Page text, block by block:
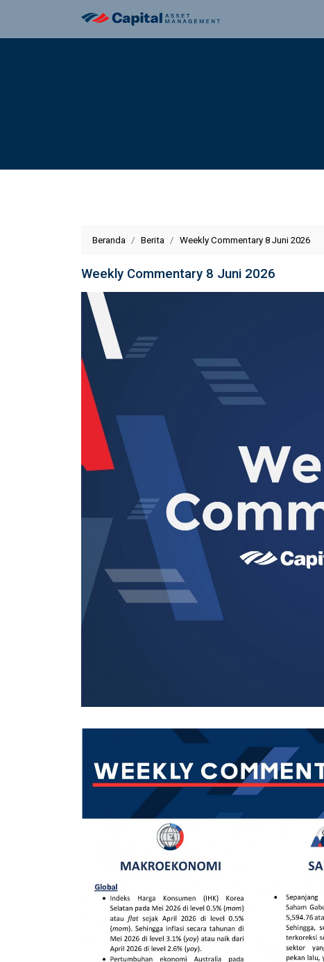
Beranda Berita Weekly Commentary 8 Juni 2026
Weekly Commentary 8 Juni 2026